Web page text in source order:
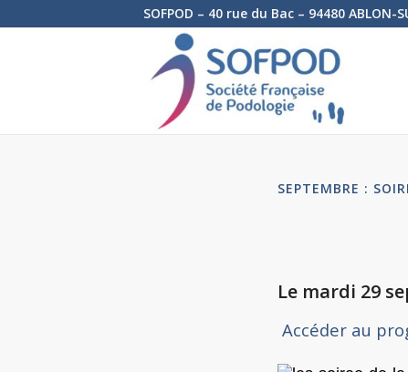
SOFPOD – 40 rue du Bac – 94480 ABLON-
SEPTEMBRE :
Le mardi 29
Accéder au